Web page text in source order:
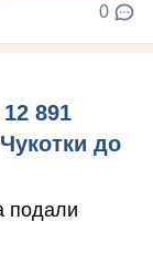
0
891
до
подали